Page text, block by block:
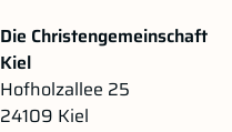
Zum Hauptinhalt springen
Zur Navigation springen
Die Christengemeinschaft
Kiel
Hofholzallee 25
24109 Kiel